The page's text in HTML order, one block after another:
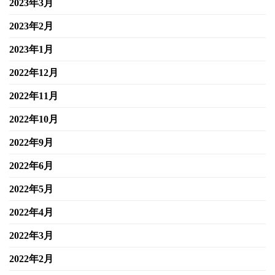
2023年3月
2023年2月
2023年1月
2022年12月
2022年11月
2022年10月
2022年9月
2022年6月
2022年5月
2022年4月
2022年3月
2022年2月